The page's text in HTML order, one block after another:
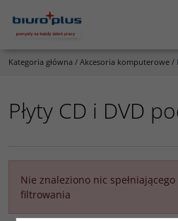
Kategoria główna / Akcesoria komputerowe /
Płyty CD i DVD
Nie znaleziono nic
filtrowania